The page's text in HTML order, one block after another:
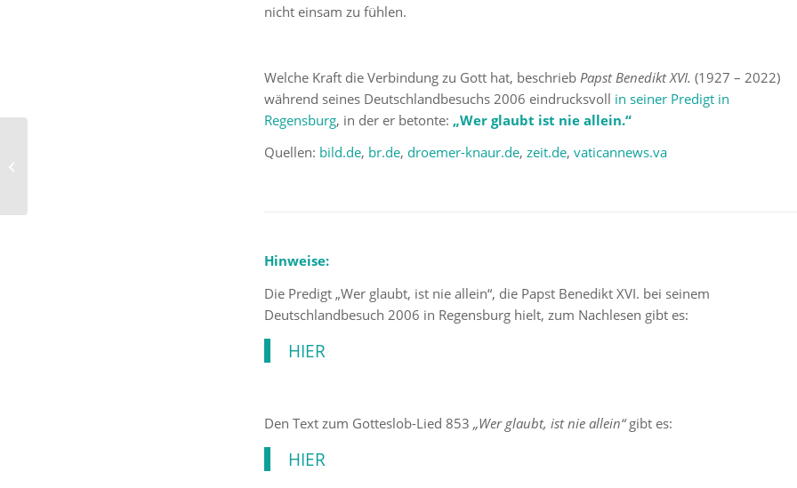
nicht einsam zu fühlen.
Welche Kraft die Verbindung zu Gott hat, beschrieb Papst Benedikt XVI. (1927 – 2022)
während seines Deutschlandbesuchs 2006 eindrucksvoll in seiner Predigt in
Regensburg, in der er betonte: „Wer glaubt ist nie allein.“
Quellen: bild.de, br.de, droemer-knaur.de, zeit.de, vaticannews.va
Hinweise:
Die Predigt „Wer glaubt, ist nie allein“, die Papst Benedikt XVI. bei seinem
Deutschlandbesuch 2006 in Regensburg hielt, zum Nachlesen gibt es:
HIER
Den Text zum Gotteslob-Lied 853 „Wer glaubt, ist nie allein“gibt es:
HIER